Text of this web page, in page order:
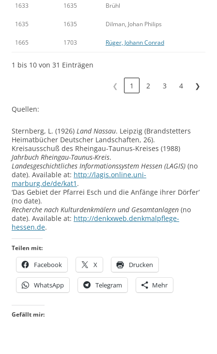
1633 1635 Brühl
1635 1635 Dilman, Johan Philips
1665 1703 Rüger, Johann Conrad
1 bis 10 von 31 Einträgen
❮ 1 2 3 4 ❯
Quellen:
Sternberg, L. (1926) Land Nassau. Leipzig (Brandstetters
Heimatbücher Deutscher Landschaften, 26).
Kreisausschuß des Rheingau-Taunus-Kreises (1988)
Jahrbuch Rheingau-Taunus-Kreis.
Landesgeschichtliches Informationssystem Hessen (LAGIS) (no
date). Available at: http://lagis.online.uni-
marburg.de/de/kat1 .
‘Das Gebiet der Pfarrei Esch und die Anfänge ihrer Dörfer’
(no date).
Recherche nach Kulturdenkmälern und Gesamtanlagen (no
date). Available at: http://denkxweb.denkmalpflege-
hessen.de.
Teilen mit:
Facebook X Drucken
WhatsApp Telegram Mehr
Gefällt mir: